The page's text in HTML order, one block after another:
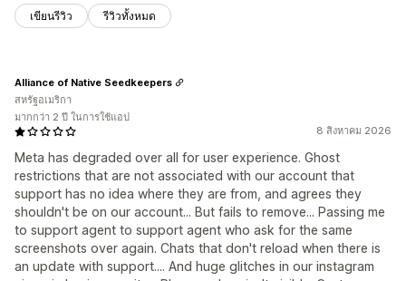
เขียนรีวิว รีวิวทั้งหมด
8 สิงหาคม 2026
Meta has degraded over all for user experience. Ghost
restrictions that are not associated with our account that
support has no idea where they are from, and agrees they
shouldn't be on our account... But fails to remove... Passing me
to support agent to support agent who ask for the same
screenshots over again. Chats that don't reload when there is
an update with support.... And huge glitches in our instagram
Alliance of Native Seedkeepers
สหรัฐอเมริกา
มากกว่า 2 ปี ในการใช้แอป